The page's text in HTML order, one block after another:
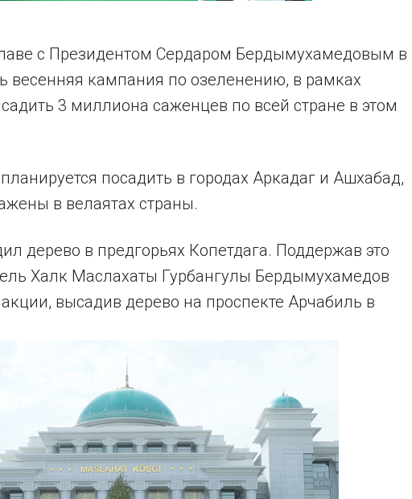
с Президентом Сердаром Бердымухамедовым в
весенняя кампания по озеленению, в рамках
3 миллиона саженцев по всей стране в этом
посадить в городах Аркадаг и Ашхабад,
в велаятах страны.
дерево в предгорьях Копетдага. Поддержав это
Халк Маслахаты Гурбангулы Бердымухамедов
высадив дерево на проспекте Арчабиль в